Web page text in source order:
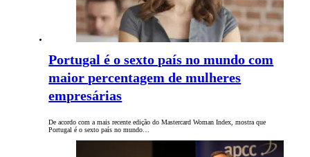
Portugal é o sexto país no mundo com
maior percentagem de mulheres
empresárias
De acordo com a mais recente edição do Mastercard Woman Index, mostra que
Portugal é o sexto país no mundo…